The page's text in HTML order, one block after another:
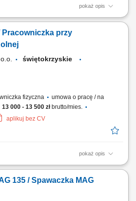
pokaż opis
kablowych. Instalacja gniazdek,
rozdzielnic i szaf sterowniczych.
Pracowniczka przy
świętokrzyskie
fizyczna
umowa o pracę / na
13 000 - 13 500 złbrutto/mies.
aplikuj bez CV
pokaż opis
oraz rozwijanie mat
maszyn i urządzeń rolniczych.
135 / Spawaczka MAG